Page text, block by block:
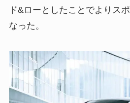
ド&ローとしたことでよりス
なった。